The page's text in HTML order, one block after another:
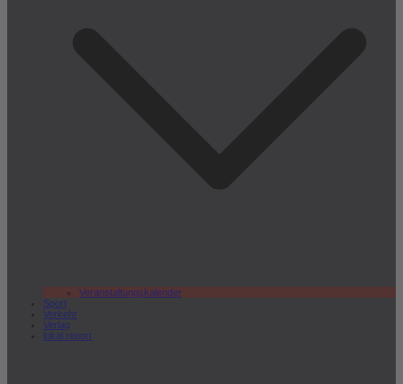
Veranstaltungskalender
Sport
Verkehr
Verlag
lokal.report